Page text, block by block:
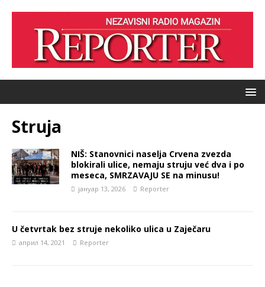
Struja
NIŠ: Stanovnici naselja Crvena zvezda
blokirali ulice, nemaju struju već dva i po
meseca, SMRZAVAJU SE na minusu!
јануар 13, 2026 Reporter
U četvrtak bez struje nekoliko ulica u Zaječaru
април 14, 2021 Reporter